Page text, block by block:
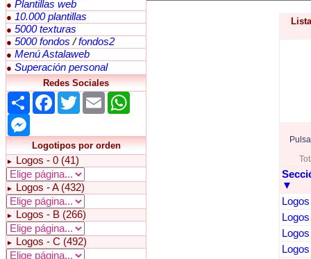
● Plantillas web
● 10.000 plantillas
● 5000 texturas
● 5000 fondos /fondos2
● Menú Astalaweb
● Superación personal
Redes Sociales
Share Facebook
TwitterEmail
Logotipos por orden
► Logos - 0 (41)
► Logos - A (432)
► Logos - B (266)
► Logos - C (492)
▼